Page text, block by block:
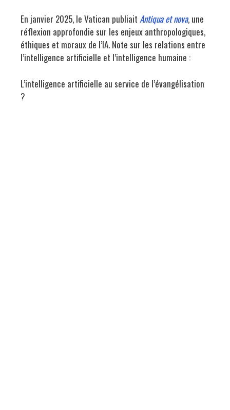
En janvier 2025, le Vatican publiait Antiqua et nova, une
réflexion approfondie sur les enjeux anthropologiques,
éthiques et moraux de l’IA. Note sur les relations entre
l’intelligence artificielle et l’intelligence humaine :
L’intelligence artificielle au service de l’évangélisation
?